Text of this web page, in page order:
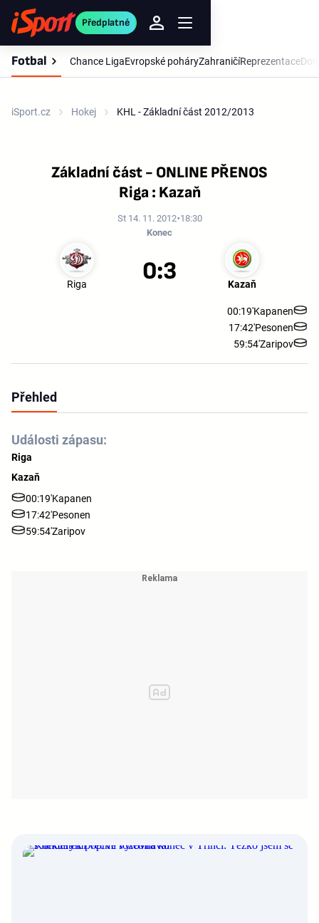
Předplatné
Fotbal Chance LigaEvropské poháryZahraničíReprezentace
iSport.cz Hokej KHL - Základní část 2012/2013
Základní část - ONLINE PŘENOS
Riga : Kazaň
St 14. 11. 2012 18:30
Konec
Riga Kazaň
0:3
00:19'Kapanen
17:42'Pesonen
59:54'Zaripov
Přehled
Události zápasu:
Riga
Kazaň
00:19'Kapanen
17:42'Pesonen
59:54'Zaripov